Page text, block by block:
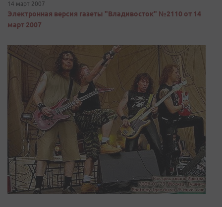
14 март 2007
Электронная версия газеты "Владивосток" №2110 от 14
март 2007